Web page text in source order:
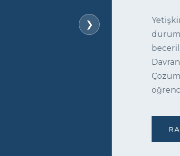
❯
durum